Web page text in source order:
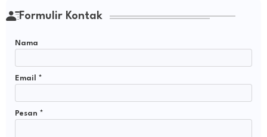
Formulir Kontak
Nama
Email *
Pesan *